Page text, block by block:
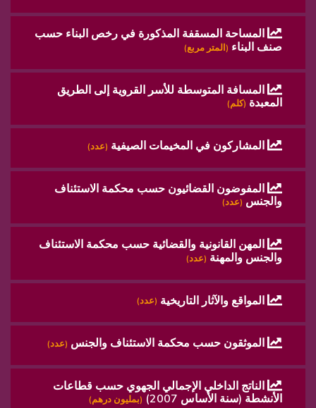
المساحة المسقفة المذكورة في رخص البناء حسب
صنف البناء (المتر مربع)
المسافة المتوسطة للأسر القروية إلى الطريق
المعبدة (كلم)
المشاركون في المخيمات الصيفية (عدد)
المفوضون القضائيون حسب محكمة الاستئناف
والجنس (عدد)
المهن القانونية والقضائية حسب محكمة الاستئناف
والجنس والمهنة (عدد)
المواقع والآثار التاريخية (عدد)
الموثقون حسب محكمة الاستئناف والجنس (عدد)
الناتج الداخلي الإجمالي الجهوي حسب قطاعات
الأنشطة (سنة الأساس 2007)
(بمليون درهم)